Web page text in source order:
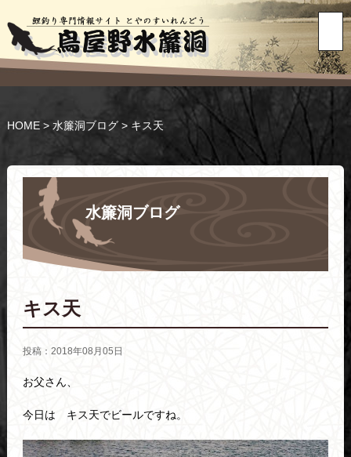
HOME> 水簾洞ブログ> キス天
水簾洞ブログ
キス天
投稿：2018年08月05日
お父さん、
今日は キス天でビールですね。